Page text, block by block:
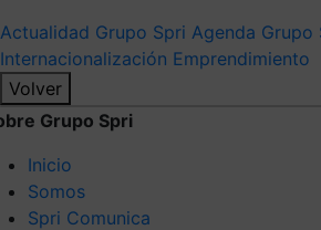
Actualidad Grupo Spri Agenda Grupo
Internacionalización Emprendimiento
Volver
Grupo Spri
Inicio
Somos
Spri Comunica